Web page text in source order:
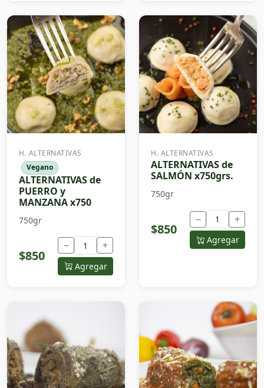
H. ALTERNATIVAS
Vegano
ALTERNATIVAS de
PUERRO y
MANZANA x750
750gr
$850
− +
Agregar
H. ALTERNATIVAS
ALTERNATIVAS de
SALMÓN x750grs.
750gr
$850
− +
Agregar